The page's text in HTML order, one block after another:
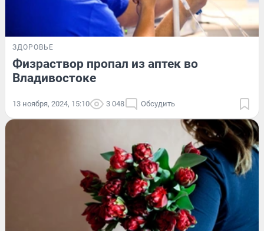
ЗДОРОВЬЕ
Физраствор пропал из аптек во
Владивостоке
13 ноября, 2024, 15:10 3 048 Обсудить